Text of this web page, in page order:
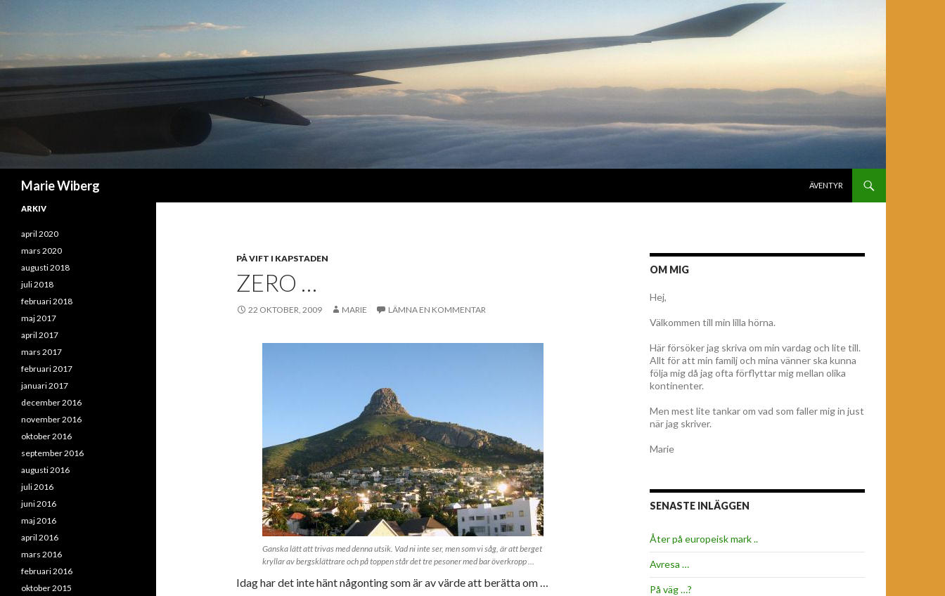
Marie Wiberg
ÄVENTYR
PÅ VIFT I KAPSTADEN
ZERO …
22 OKTOBER, 2009 MARIE LÄMNA EN KOMMENTAR
Ganska lätt att trivas med denna utsik. Vad ni inte ser, men som vi såg, är att berget
kryllar av bergsklättrare och på toppen står det tre pesoner med bar överkropp ...
Idag har det inte hänt någonting som är av värde att berätta om …
OM MIG
Hej,
Välkommen till min lilla hörna.
Här försöker jag skriva om min vardag och lite till.
Allt för att min familj och mina vänner ska kunna
följa mig då jag ofta förflyttar mig mellan olika
kontinenter.
Men mest lite tankar om vad som faller mig in just
när jag skriver.
Marie
SENASTE INLÄGGEN
Åter på europeisk mark ..
Avresa …
På väg …?
ARKIV
april 2020
mars 2020
augusti 2018
juli 2018
februari 2018
maj 2017
april 2017
mars 2017
februari 2017
januari 2017
december 2016
november 2016
oktober 2016
september 2016
augusti 2016
juli 2016
juni 2016
maj 2016
april 2016
mars 2016
februari 2016
oktober 2015